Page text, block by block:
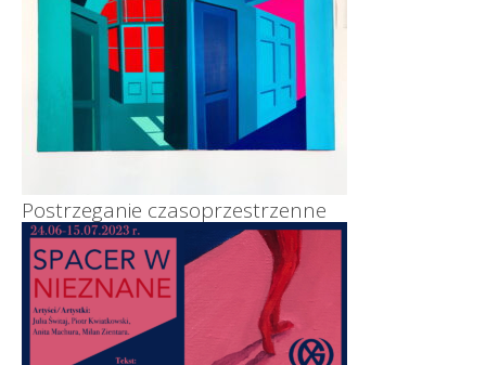
Postrzeganie czasoprzestrzenne